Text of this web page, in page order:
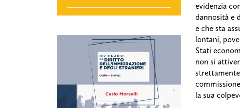
evidenzia
dannosità e
e che sta
lontani,
Stati
non si
la sua